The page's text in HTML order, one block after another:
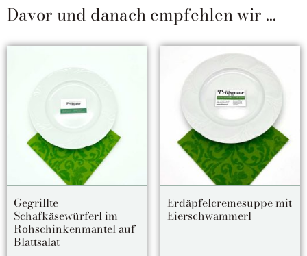
Davor und danach empfehlen wir ...
Gegrillte
Schafkäsewürferl im
Rohschinkenmantel auf
Blattsalat
Erdäpfelcremesuppe mit
Eierschwammerl